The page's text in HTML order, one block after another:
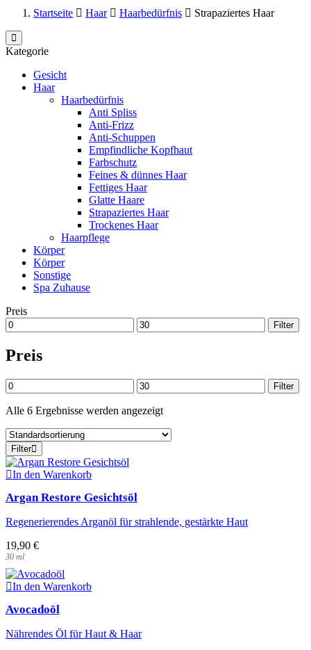
Startseite Haar Haarbedürfnis Strapaziertes Haar
Kategorie
Gesicht
Haar
Haarbedürfnis
Anti Spliss
Anti-Frizz
Anti-Schuppen
Empfindliche Kopfhaut
Farbschutz
Feines & dünnes Haar
Fettiges Haar
Glatte Haare
Strapaziertes Haar
Trockenes Haar
Haarpflege
Körper
Körper
Sonstige
Spa Zuhause
Preis
Min.
Preis
Max.
Preis
Filter
Preis
Min.
Preis
Max.
Preis
Filter
Alle 6 Ergebnisse werden angezeigt
Filter
In den Warenkorb
Argan Restore Gesichtsöl
Regenerierendes Arganöl für strahlende, gestärkte Haut
19,90 €
30 ml
In den Warenkorb
Avocadoöl
Nährendes Öl für Haut & Haar